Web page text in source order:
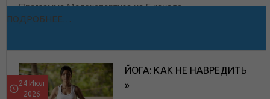
Программа Медэкспертиза на 5 канале
ПОДРОБНЕЕ…
24 Июл
2026
ЙОГА: КАК НЕ НАВРЕДИТЬ
»